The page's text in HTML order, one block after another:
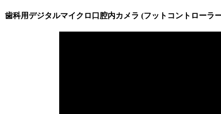
歯科用デジタルマイクロ口腔内カメラ (フットコントローラ